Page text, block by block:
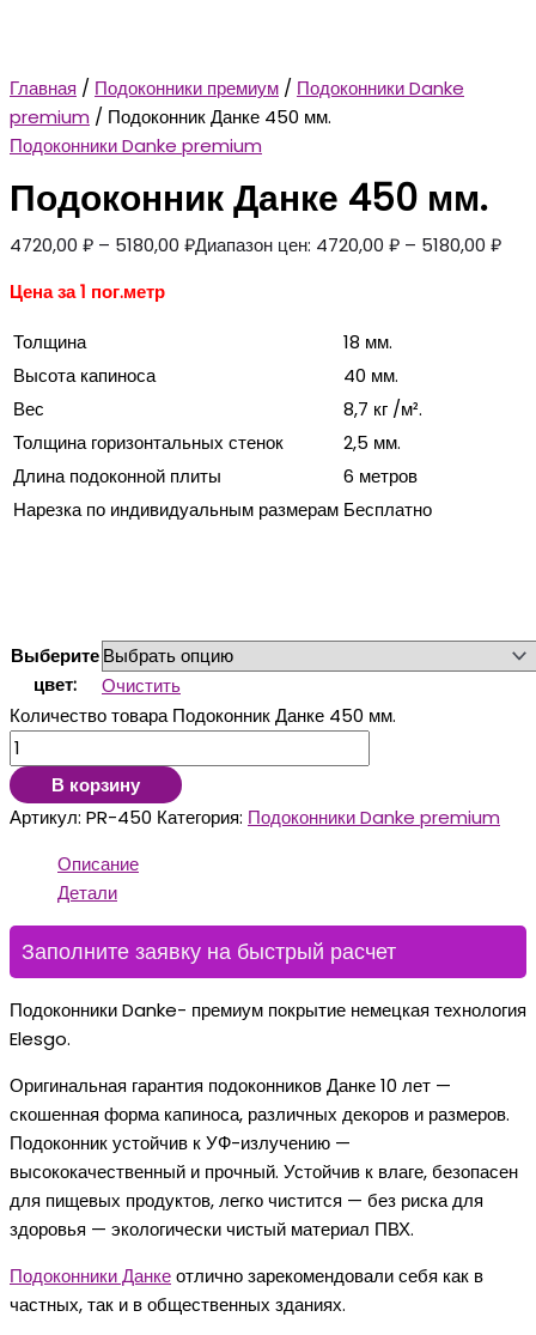
Главная / Подоконники премиум / Подоконники Danke
premium / Подоконник Данке 450 мм.
Подоконники Danke premium
Подоконник Данке 450 мм.
4720,00 ₽ – 5180,00 ₽Диапазон цен: 4720,00 ₽ – 5180,00 ₽
Цена за 1 пог.метр
Толщина
18 мм.
Высота капиноса
40 мм.
Вес
8,7 кг /м².
Толщина горизонтальных стенок
2,5 мм.
Длина подоконной плиты
6 метров
Нарезка по индивидуальным размерам Бесплатно
Выберите
цвет:
Очистить
Количество товара Подоконник Данке 450 мм.
В корзину
Артикул: PR-450 Категория: Подоконники Danke premium
Описание
Детали
Заполните заявку на быстрый расчет
Подоконники Danke- премиум покрытие немецкая технология
Elesgo.
Оригинальная гарантия подоконников Данке 10 лет —
скошенная форма капиноса, различных декоров и размеров.
Подоконник устойчив к УФ-излучению —
высококачественный и прочный. Устойчив к влаге, безопасен
для пищевых продуктов, легко чистится — без риска для
здоровья — экологически чистый материал ПВХ.
Подоконники Данкеотлично зарекомендовали себя как в
частных, так и в общественных зданиях.